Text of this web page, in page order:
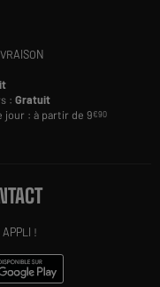
:Gratuit
jour : à partir de 9€90
!